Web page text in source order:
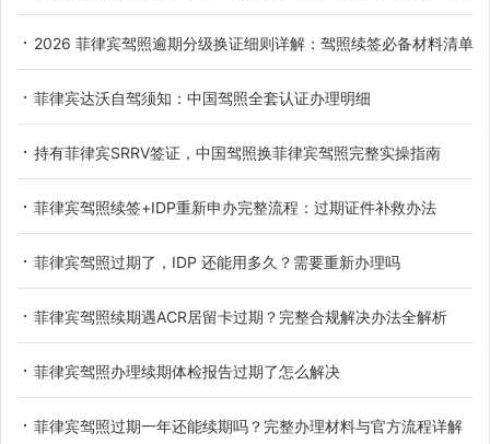
2026 菲律宾驾照逾期分级换证细则详解：驾照续签必备材料清单
菲律宾达沃自驾须知：中国驾照全套认证办理明细
持有菲律宾SRRV签证，中国驾照换菲律宾驾照完整实操指南
菲律宾驾照续签+IDP重新申办完整流程：过期证件补救办法
菲律宾驾照过期了，IDP 还能用多久？需要重新办理吗
菲律宾驾照续期遇ACR居留卡过期？完整合规解决办法全解析
菲律宾驾照办理续期体检报告过期了怎么解决
菲律宾驾照过期一年还能续期吗？完整办理材料与官方流程详解